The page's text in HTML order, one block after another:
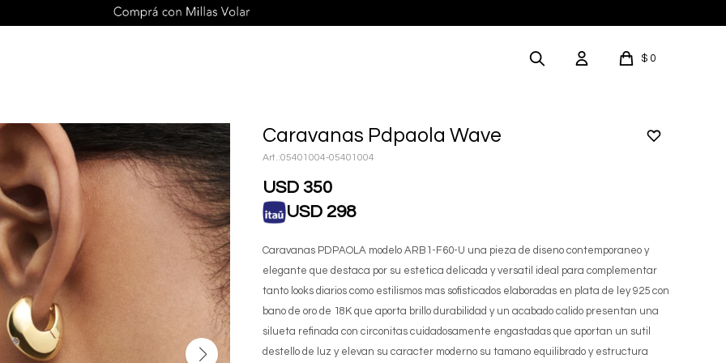
$ 0
Caravanas Pdpaola Wave
05401004-05401004
USD 350
USD 298
Caravanas PDPAOLA modelo ARB1-F60-U una pieza de diseno contemporaneo y
elegante que destaca por su estetica delicada y versatil ideal para complementar
tanto looks diarios como estilismos mas sofisticados elaboradas en plata de ley 925 con
bano de oro de 18K que aporta brillo durabilidad y un acabado calido presentan una
silueta refinada con circonitas cuidadosamente engastadas que aportan un sutil
destello de luz y elevan su caracter moderno su tamano equilibrado y estructura